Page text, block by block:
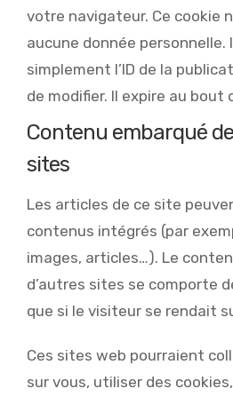
votre navigateur. Ce cookie
aucune donnée personnelle.
simplement l’ID de la
de modifier. Il expire au bout
Contenu embarqué
sites
Les articles de ce site
contenus intégrés (par
images, articles…). Le
d’autres sites se comporte
que si le visiteur se rendait
Ces sites web pourraient
sur vous, utiliser des